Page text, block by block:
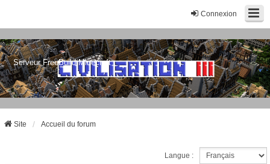
Connexion
Serveur FreeBuild Minecraft
Site Accueil du forum
Langue :